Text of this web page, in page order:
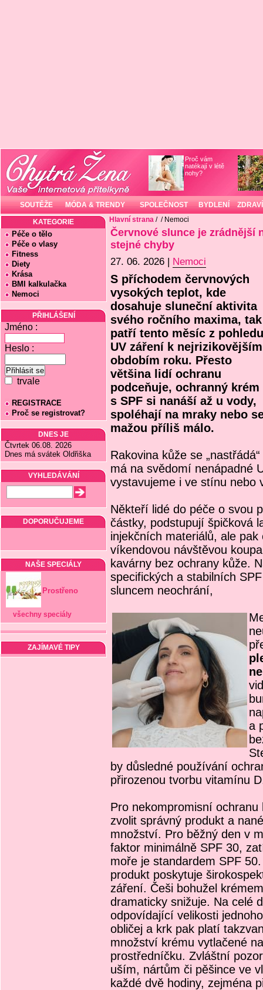
Proč vám
natékají v létě
nohy?
SOUTĚŽE MÓDA & TRENDY SPOLEČNOST BYDLENÍ ZDRAVÍ
KATEGORIE
Péče o tělo
Péče o vlasy
Fitness
Diety
Krása
BMI kalkulačka
Nemoci
PŘIHLÁŠENÍ
Jméno :
Heslo :
trvale
REGISTRACE
Proč se registrovat?
DNES JE
Čtvrtek 06.08. 2026
Dnes má svátek Oldřiška
VYHLEDÁVÁNÍ
DOPORUČUJEME
NAŠE SPECIÁLY
Prostřeno
všechny speciály
ZAJÍMAVÉ TIPY
Hlavní strana / / Nemoci
Červnové slunce je zrádnější
stejné chyby
27. 06. 2026 | Nemoci
S příchodem červnových
vysokých teplot, kde
dosahuje sluneční aktivita
svého ročního maxima, tak
patří tento měsíc z pohledu
UV záření k nejrizikovějším
obdobím roku. Přesto
většina lidí ochranu
podceňuje, ochranný krém
s SPF si nanáší až u vody,
spoléhají na mraky nebo
mažou příliš málo.
Rakovina kůže se
má na svědomí nenápadné
vystavujeme i ve stínu nebo
Někteří lidé do péče o svou
částky, podstupují špičková
injekčních materiálů, ale
víkendovou návštěvou
kavárny bez ochrany kůže.
specifických a stabilních
sluncem neochrání,
a
by důsledné používání
přirozenou tvorbu vitamínu
Pro nekompromisní
zvolit správný produkt a
množství. Pro běžný den v
faktor minimálně SPF 30,
moře je standardem SPF
produkt poskytuje
záření. Češi bohužel
dramaticky snižuje. Na celé
odpovídající velikosti
obličej a krk pak platí
množství krému vytlačené
prostředníčku. Zvláštní
uším, nártům či pěšince ve
každé dvě hodiny, zejména